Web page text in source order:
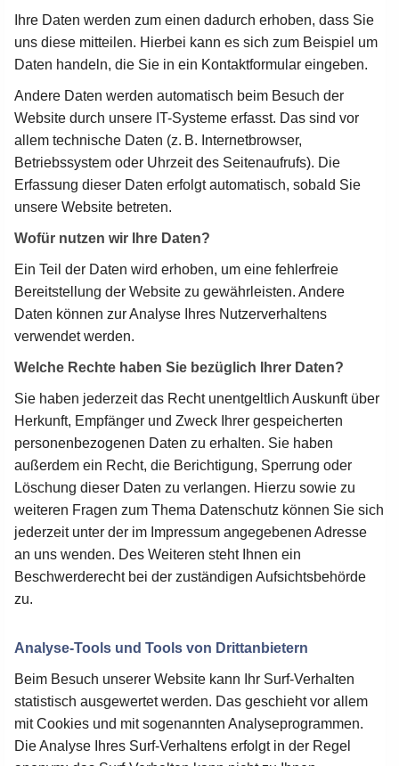
Ihre Daten werden zum einen dadurch erhoben, dass Sie
uns diese mitteilen. Hierbei kann es sich zum Beispiel um
Daten handeln, die Sie in ein Kontaktformular eingeben.
Andere Daten werden automatisch beim Besuch der
Website durch unsere IT-Systeme erfasst. Das sind vor
allem technische Daten (z. B. Internetbrowser,
Betriebssystem oder Uhrzeit des Seitenaufrufs). Die
Erfassung dieser Daten erfolgt automatisch, sobald Sie
unsere Website betreten.
Wofür nutzen wir Ihre Daten?
Ein Teil der Daten wird erhoben, um eine fehlerfreie
Bereitstellung der Website zu gewährleisten. Andere
Daten können zur Analyse Ihres Nutzerverhaltens
verwendet werden.
Welche Rechte haben Sie bezüglich Ihrer Daten?
Sie haben jederzeit das Recht unentgeltlich Auskunft über
Herkunft, Empfänger und Zweck Ihrer gespeicherten
personenbezogenen Daten zu erhalten. Sie haben
außerdem ein Recht, die Berichtigung, Sperrung oder
Löschung dieser Daten zu verlangen. Hierzu sowie zu
weiteren Fragen zum Thema Datenschutz können Sie sich
jederzeit unter der im Impressum angegebenen Adresse
an uns wenden. Des Weiteren steht Ihnen ein
Beschwerderecht bei der zuständigen Aufsichtsbehörde
zu.
Analyse-Tools und Tools von Drittanbietern
Beim Besuch unserer Website kann Ihr Surf-Verhalten
statistisch ausgewertet werden. Das geschieht vor allem
mit Cookies und mit sogenannten Analyseprogrammen.
Die Analyse Ihres Surf-Verhaltens erfolgt in der Regel